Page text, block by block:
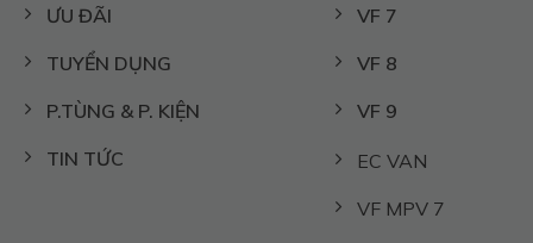
ƯU ĐÃI
TUYỂN DỤNG
P.TÙNG & P. KIỆN
TIN TỨC
VF 7
VF 8
VF 9
EC VAN
VF MPV 7